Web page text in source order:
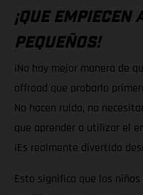
¡QUE EMPIECEN
PEQUEÑOS!
¡No hay mejor manera de
offroad que probarlo
No hacen ruido, no
que aprender a utilizar el
¡Es realmente divertido
Esto significa que los